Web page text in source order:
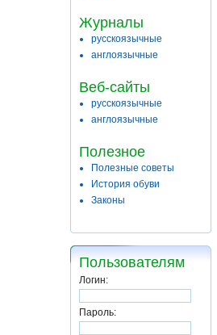
Журналы
русскоязычные
англоязычные
Веб-сайты
русскоязычные
англоязычные
Полезное
Полезные советы
История обуви
Законы
Пользователям
Логин:
Пароль: